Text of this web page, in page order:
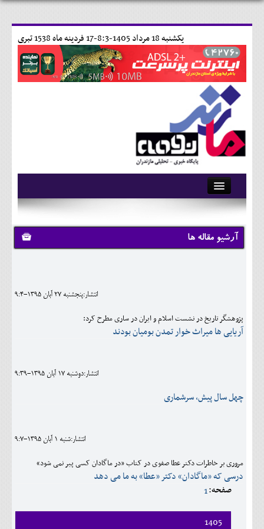
17 فردينه ماه 1538 تبری يکشنبه 18 مرداد 1405-8:3-
آرشیو
تماس با ما
وبلاگ
کلینیک
فرهنگی و هنری
خانه
آرشیو مقاله ها
انتشار:پنجشنبه 27 آبان 1395-9:4
پژوهشگر تاریخ در نشست اسلام و ایران در ساری مطرح کرد:
آریایی ها میراث خوار تمدن بومیان بودند
انتشار:دوشنبه 17 آبان 1395-9:39
چهل سال پیش، سرشماری
انتشار:شنبه 1 آبان 1395-9:7
مروری بر خاطرات دکتر عطا صفوی در کتاب «در ماگادان کسی پیر نمی شود»
درسی که «ماگادان» دکتر «عطا» به ما می دهد
صفحه:1
1405